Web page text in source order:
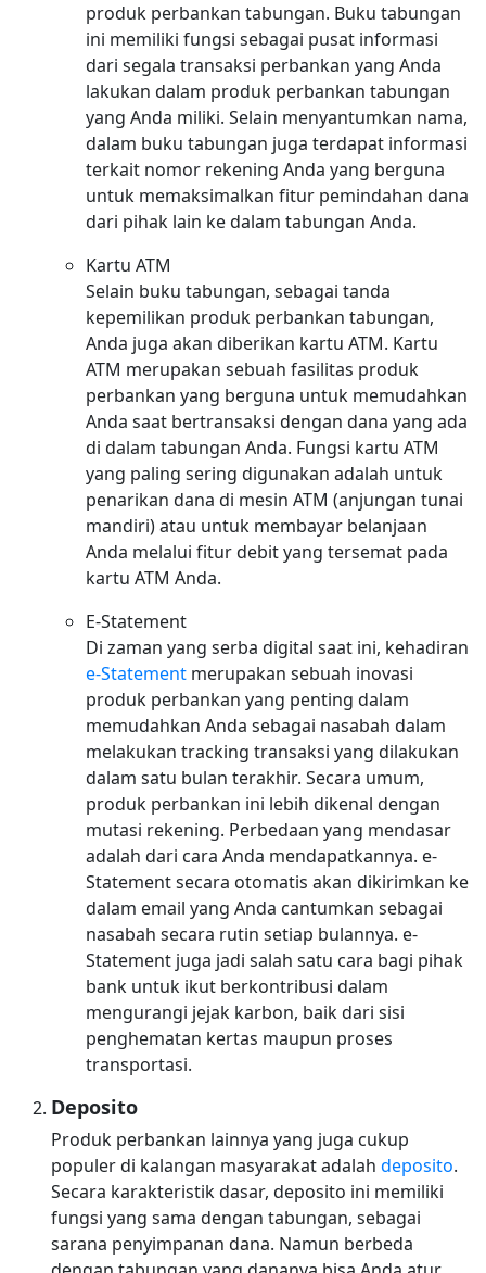
produk perbankan tabungan. Buku tabungan
ini memiliki fungsi sebagai pusat informasi
dari segala transaksi perbankan yang Anda
lakukan dalam produk perbankan tabungan
yang Anda miliki. Selain menyantumkan nama,
dalam buku tabungan juga terdapat informasi
terkait nomor rekening Anda yang berguna
untuk memaksimalkan fitur pemindahan dana
dari pihak lain ke dalam tabungan Anda.
Kartu ATM
Selain buku tabungan, sebagai tanda
kepemilikan produk perbankan tabungan,
Anda juga akan diberikan kartu ATM. Kartu
ATM merupakan sebuah fasilitas produk
perbankan yang berguna untuk memudahkan
Anda saat bertransaksi dengan dana yang ada
di dalam tabungan Anda. Fungsi kartu ATM
yang paling sering digunakan adalah untuk
penarikan dana di mesin ATM (anjungan tunai
mandiri) atau untuk membayar belanjaan
Anda melalui fitur debit yang tersemat pada
kartu ATM Anda.
E-Statement
Di zaman yang serba digital saat ini, kehadiran
e-Statement merupakan sebuah inovasi
produk perbankan yang penting dalam
memudahkan Anda sebagai nasabah dalam
melakukan tracking transaksi yang dilakukan
dalam satu bulan terakhir. Secara umum,
produk perbankan ini lebih dikenal dengan
mutasi rekening. Perbedaan yang mendasar
adalah dari cara Anda mendapatkannya. e-
Statement secara otomatis akan dikirimkan ke
dalam email yang Anda cantumkan sebagai
nasabah secara rutin setiap bulannya. e-
Statement juga jadi salah satu cara bagi pihak
bank untuk ikut berkontribusi dalam
mengurangi jejak karbon, baik dari sisi
penghematan kertas maupun proses
transportasi.
Deposito
Produk perbankan lainnya yang juga cukup
populer di kalangan masyarakat adalah deposito.
Secara karakteristik dasar, deposito ini memiliki
fungsi yang sama dengan tabungan, sebagai
sarana penyimpanan dana. Namun berbeda